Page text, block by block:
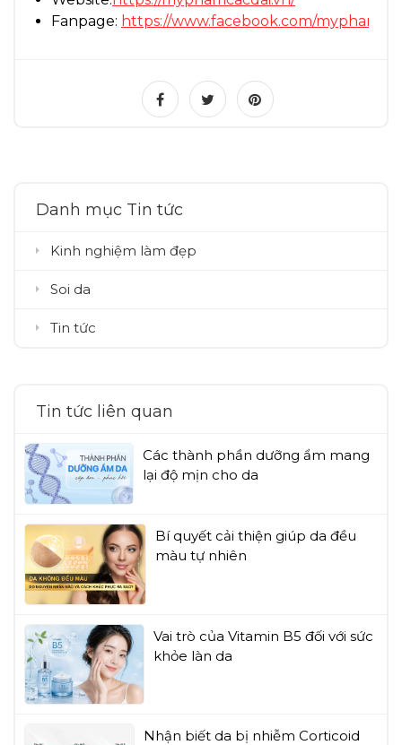
Fanpage: https://www.facebook.com/
Danh mục Tin tức
Kinh nghiệm làm đẹp
Soi da
Tin tức
Tin tức liên quan
Các thành phần dưỡng ẩm mang
lại độ mịn cho da
Bí quyết cải thiện giúp da đều
màu tự nhiên
Vai trò của Vitamin B5 đối với sức
khỏe làn da
Nhận biết da bị nhiễm Corticoid